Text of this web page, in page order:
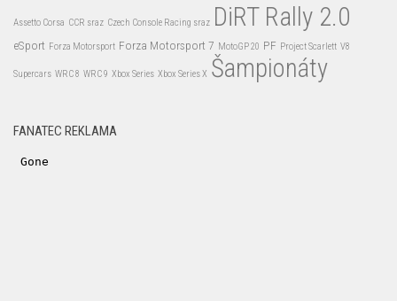
Assetto Corsa CCR sraz Czech Console Racing sraz DiRT Rally 2.0
eSport Forza Motorsport Forza Motorsport 7 MotoGP 20 PF Project Scarlett V8
Supercars WRC 8 WRC 9 Xbox Series Xbox Series X Šampionáty
FANATEC REKLAMA